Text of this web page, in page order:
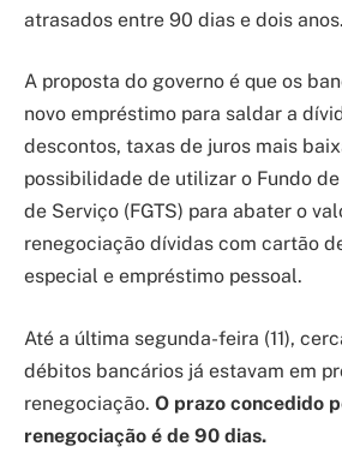
atrasados entre 90 dias e dois anos.
A proposta do governo é que os
novo empréstimo para saldar a
descontos, taxas de juros mais
possibilidade de utilizar o Fundo
de Serviço (FGTS) para abater o
renegociação dívidas com cartão
especial e empréstimo pessoal.
Até a última segunda-feira (11),
débitos bancários já estavam em
renegociação. O prazo concedido
renegociação é de 90 dias.